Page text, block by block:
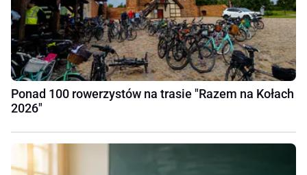
Ponad 100 rowerzystów na trasie "Razem na Kołach
2026"